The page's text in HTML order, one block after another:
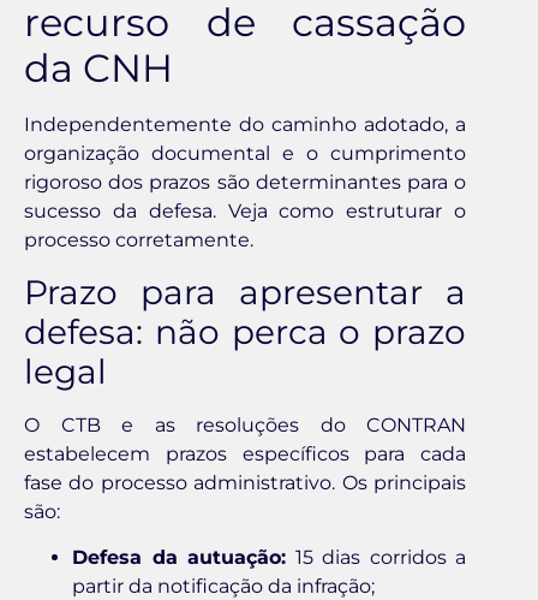
recurso de cassação
da CNH
Independentemente do caminho adotado, a
organização documental e o cumprimento
rigoroso dos prazos são determinantes para o
sucesso da defesa. Veja como estruturar o
processo corretamente.
Prazo para apresentar a
defesa: não perca o prazo
legal
O CTB e as resoluções do CONTRAN
estabelecem prazos específicos para cada
fase do processo administrativo. Os principais
são:
Defesa da autuação: 15 dias corridos a
partir da notificação da infração;